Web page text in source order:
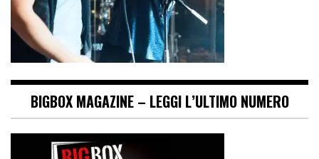
BIGBOX MAGAZINE – LEGGI L’ULTIMO NUMERO